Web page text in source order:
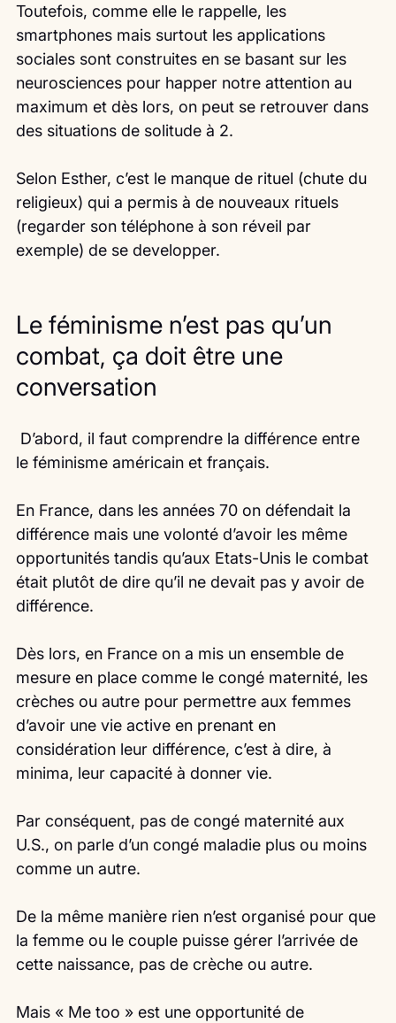
Toutefois, comme elle le rappelle, les
smartphones mais surtout les applications
sociales sont construites en se basant sur les
neurosciences pour happer notre attention au
maximum et dès lors, on peut se retrouver dans
des situations de solitude à 2.
Selon Esther, c’est le manque de rituel (chute du
religieux) qui a permis à de nouveaux rituels
(regarder son téléphone à son réveil par
exemple) de se developper.
Le féminisme n’est pas qu’un
combat, ça doit être une
conversation
le féminisme américain et français.
En France, dans les années 70 on défendait la
différence mais une volonté d’avoir les même
opportunités tandis qu’aux Etats-Unis le combat
était plutôt de dire qu’il ne devait pas y avoir de
différence.
Dès lors, en France on a mis un ensemble de
mesure en place comme le congé maternité, les
crèches ou autre pour permettre aux femmes
d’avoir une vie active en prenant en
considération leur différence, c’est à dire, à
minima, leur capacité à donner vie.
Par conséquent, pas de congé maternité aux
U.S., on parle d’un congé maladie plus ou moins
comme un autre.
De la même manière rien n’est organisé pour que
la femme ou le couple puisse gérer l’arrivée de
cette naissance, pas de crèche ou autre.
Mais « Me too » est une opportunité de